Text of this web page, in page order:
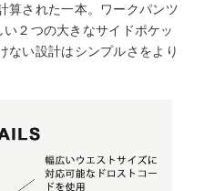
算された一本。ワークパンツ
い２つの大きなサイドポケッ
ない設計はシンプルさをより